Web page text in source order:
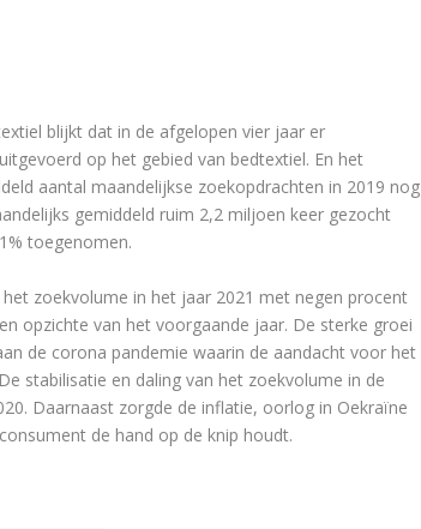
blijkt dat in de afgelopen vier jaar er
op het gebied van bedtextiel. En het
aantal maandelijkse zoekopdrachten in 2019 nog
gemiddeld ruim 2,2 miljoen keer gezocht
toegenomen.
zoekvolume in het jaar 2021 met negen procent
opzichte van het voorgaande jaar. De sterke groei
de corona pandemie waarin de aandacht voor het
stabilisatie en daling van het zoekvolume in de
Daarnaast zorgde de inflatie, oorlog in Oekraïne
de hand op de knip houdt.